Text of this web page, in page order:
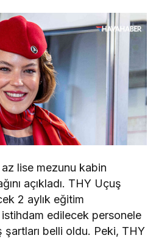
az lise mezunu kabin
açıkladı. THY Uçuş
2 aylık eğitim
istihdam edilecek personele
belli oldu. Peki, THY